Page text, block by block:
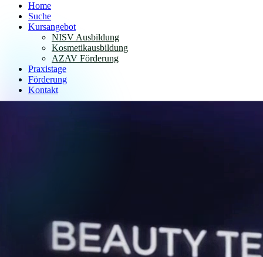
Home
Suche
Kursangebot
NISV Ausbildung
Kosmetikausbildung
AZAV Förderung
Praxistage
Förderung
Kontakt